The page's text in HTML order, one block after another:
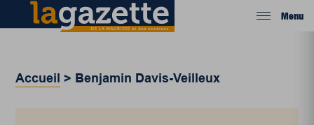
Menu
Accueil > Benjamin Davis-Veilleux